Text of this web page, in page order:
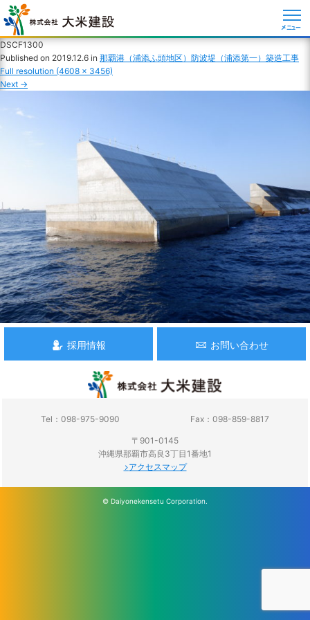
メニュー
DSCF1300
Published on 2019.12.6 in 那覇港（浦添ふ頭地区）防波堤（浦添第一）築造工事
Full resolution (4608 × 3456)
Next →
採用情報 お問い合わせ
Tel：098-975-9090 Fax：098-859-8817
〒901-0145
沖縄県那覇市高良3丁目1番地1
アクセスマップ
© Daiyonekensetu Corporation.